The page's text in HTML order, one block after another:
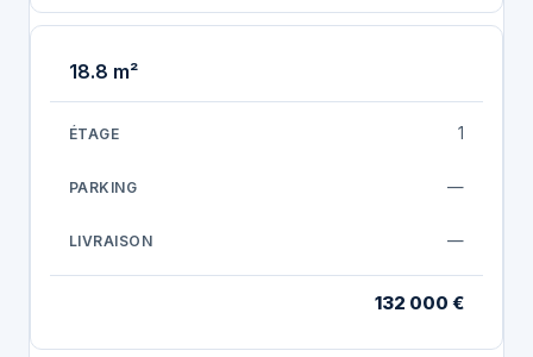
18.8 m²
1
—
—
132 000 €